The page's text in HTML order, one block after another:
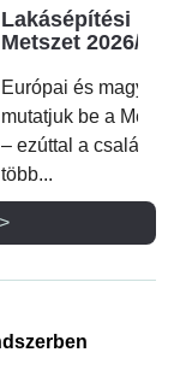
Lakásépítési
Metszet 2026/2.
Európai és magyar
mutatjuk be a
– ezúttal a családi
több...